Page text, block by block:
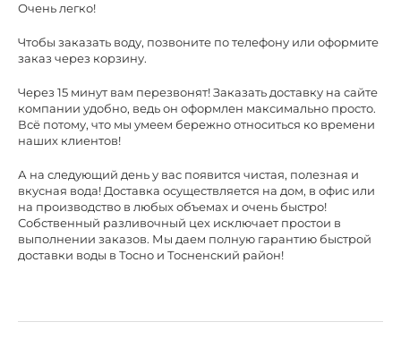
Очень легко!
Чтобы заказать воду, позвоните по телефону или оформите
заказ через корзину.
Через 15 минут вам перезвонят! Заказать доставку на сайте
компании удобно, ведь он оформлен максимально просто.
Всё потому, что мы умеем бережно относиться ко времени
наших клиентов!
А на следующий день у вас появится чистая, полезная и
вкусная вода! Доставка осуществляется на дом, в офис или
на производство в любых объемах и очень быстро!
Собственный разливочный цех исключает простои в
выполнении заказов. Мы даем полную гарантию быстрой
доставки воды в Тосно и Тосненский район!